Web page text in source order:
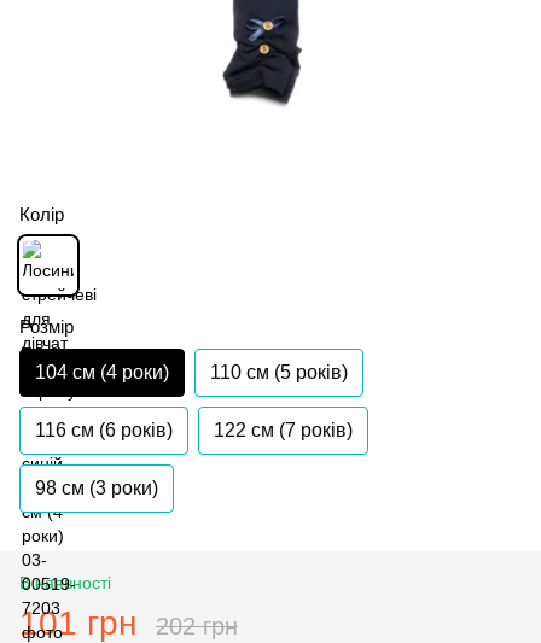
Колір
Розмір
104 см (4 роки) 110 см (5 років)
116 см (6 років) 122 см (7 років)
98 см (3 роки)
В наявності
101 грн 202 грн